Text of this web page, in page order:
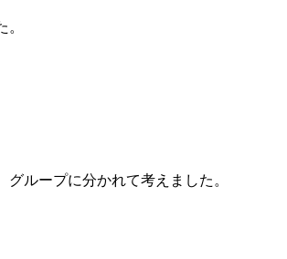
ループに分かれて考えました。